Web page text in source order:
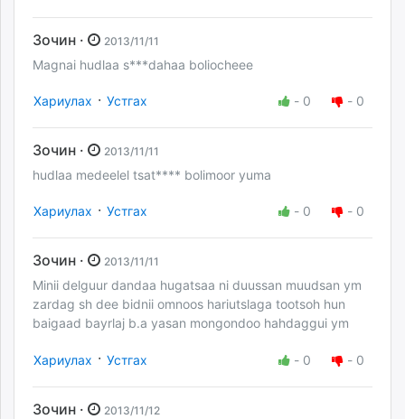
Зочин · 2013/11/11
Magnai hudlaa s***dahaa boliocheee
Хариулах · Устгах - 0 - 0
Зочин · 2013/11/11
hudlaa medeelel tsat**** bolimoor yuma
Хариулах · Устгах - 0 - 0
Зочин · 2013/11/11
Minii delguur dandaa hugatsaa ni duussan muudsan ym
zardag sh dee bidnii omnoos hariutslaga tootsoh hun
baigaad bayrlaj b.a yasan mongondoo hahdaggui ym
Хариулах · Устгах - 0 - 0
Зочин · 2013/11/12